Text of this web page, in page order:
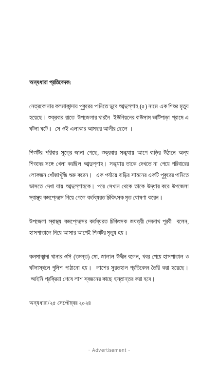
অন্যধারা প্রতিবেদক:
নেত্রকোনার কলমাকান্দায় পুকুরের পানিতে ডুবে আব্দুল্লাহ (৫) নামে এক শিশুর মৃত্যু
হয়েছে। শুক্রবার রাতে উপজেলার খারনৈ ইউনিয়নের বাউসাম ভাটিপাড়া গ্রামে এ
ঘটনা ঘটে। সে ওই এলাকার আমছর আলীর ছেলে ।
শিশুটির পরিবার সূত্রে জানা গেছে, শুক্রবার সন্ধ্যায় আগে বাড়ির উঠানে অন্য
শিশুদের সঙ্গে খেলা করছিল আব্দুল্লাহ। সন্ধ্যায় তাকে দেখতে না পেয়ে পরিবারের
লোকজন খোঁজাখুঁজি শুরু করেন। এক পর্যায়ে বাড়ির সামনের একটি পুকুরের পানিতে
ভাসতে দেখা যায় আব্দুল্লাহকে। পরে সেখান থেকে তাকে উদ্ধার করে উপজেলা
স্বাস্থ্য কমপ্লেক্সে নিয়ে গেলে কর্তব্যরত চিকিৎসক মৃত ঘোষণা করেন।
উপজেলা স্বাস্থ্য কমপ্লেক্সের কর্তব্যরত চিকিৎসক জযত্রী দেবনাথ পূরবী বলেন,
হাসপাতালে নিয়ে আসার আগেই শিশুটির মৃত্যু হয়।
কলমাকান্দা থানার ওসি (তদন্ত) মো. জালাল উদ্দীন বলেন, খবর পেয়ে হাসপাতাল ও
ঘটনাস্থলে পুলিশ পাঠানো হয়। লাশের সুরতহাল প্রতিবেদন তৈরি করা হয়েছে।
আইনি প্রক্রিয়া শেষে লাশ স্বজনের কাছে হস্তান্তর করা হবে।
অন্যধারা/২৫ সেপ্টেম্বর ২০২৪
- Advertisement -